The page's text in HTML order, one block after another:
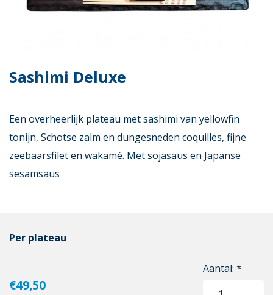
Sashimi Deluxe
Een overheerlijk plateau met sashimi van yellowfin
tonijn, Schotse zalm en dungesneden coquilles, fijne
zeebaarsfilet en wakamé. Met sojasaus en Japanse
sesamsaus
Per plateau
€49,50
Aantal: *